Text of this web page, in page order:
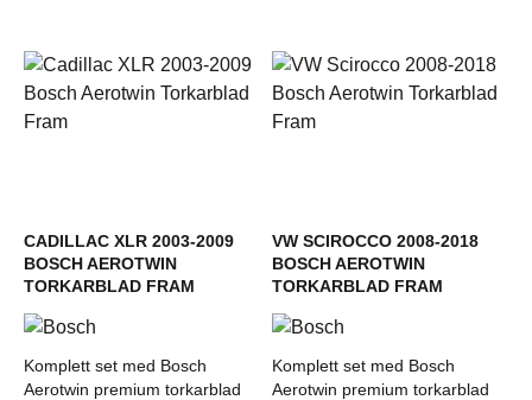
CADILLAC XLR 2003-2009
BOSCH AEROTWIN
TORKARBLAD FRAM
Komplett set med Bosch
Aerotwin premium torkarblad
VW SCIROCCO 2008-2018
BOSCH AEROTWIN
TORKARBLAD FRAM
Komplett set med Bosch
Aerotwin premium torkarblad